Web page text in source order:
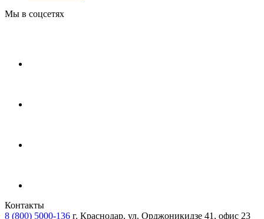
Мы в соцсетях
Контакты
8 (800) 5000-136 г. Краснодар, ул. Орджоникидзе 41, офис 23